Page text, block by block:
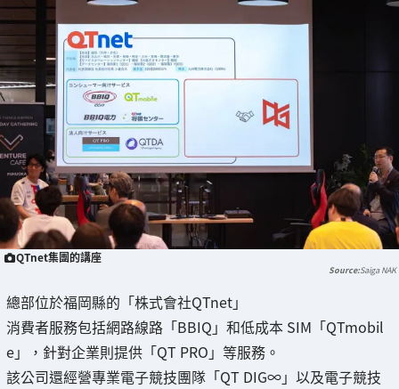
QTnet集團的講座
Saiga NAK
總部位於福岡縣的「株式會社QTnet」
消費者服務包括網路線路「BBIQ」和低成本 SIM「QTmobil
e」，針對企業則提供「QT PRO」等服務。
該公司還經營專業電子競技團隊「QT DIG∞」以及電子競技